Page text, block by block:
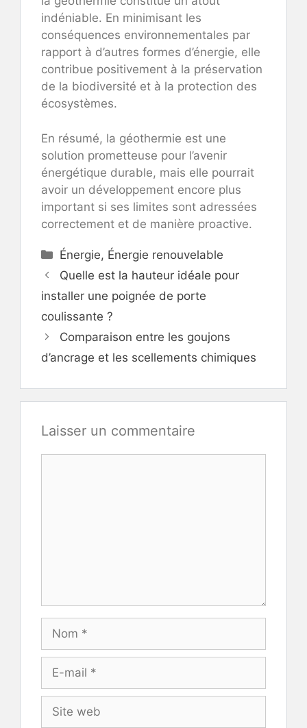
indéniable. En minimisant les
conséquences environnementales par
rapport à d’autres formes d’énergie, elle
contribue positivement à la préservation
de la biodiversité et à la protection des
écosystèmes.
En résumé, la géothermie est une
solution prometteuse pour l’avenir
énergétique durable, mais elle pourrait
avoir un développement encore plus
important si ses limites sont adressées
correctement et de manière proactive.
Catégories
Énergie, Énergie renouvelable
Quelle est la hauteur idéale pour
installer une poignée de porte
coulissante ?
Comparaison entre les goujons
d’ancrage et les scellements chimiques
Laisser un commentaire
mail
web